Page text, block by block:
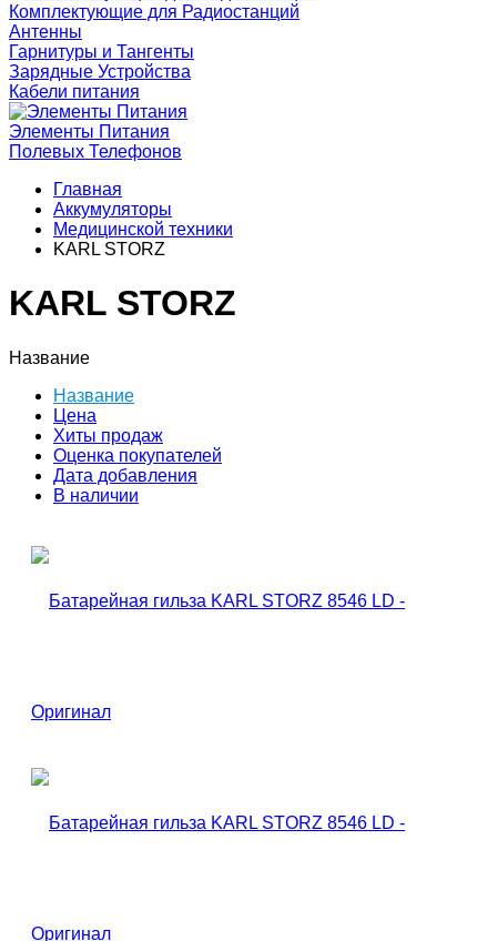
Комплектующие для Радиостанций
Антенны
Гарнитуры и Тангенты
Зарядные Устройства
Кабели питания
Элементы Питания
Полевых Телефонов
Главная
Аккумуляторы
Медицинской техники
KARL STORZ
KARL STORZ
Название
Название
Цена
Хиты продаж
Оценка покупателей
Дата добавления
В наличии